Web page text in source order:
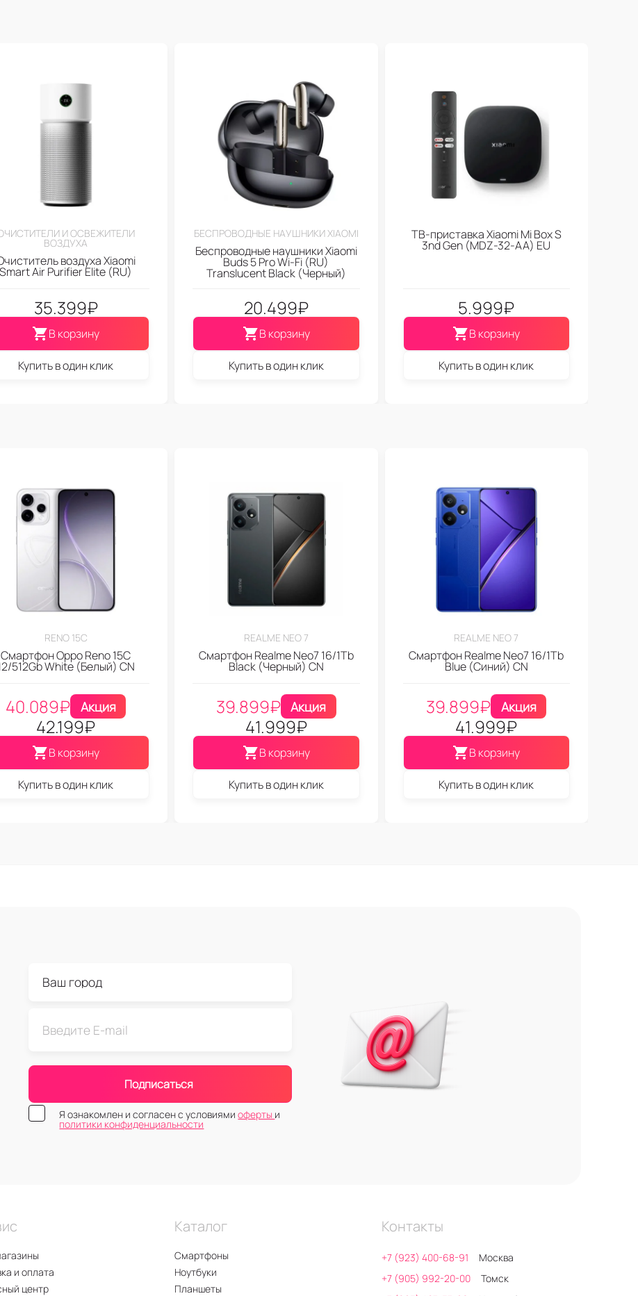
И ОСВЕЖИТЕЛИ
ВОЗДУХА
воздуха Xiaomi
Smart Air Purifier Elite (RU)
35.399₽
В корзину
Купить в один клик
БЕСПРОВОДНЫЕ НАУШНИКИ XIAOMI
Беспроводные наушники Xiaomi
Buds 5 Pro Wi-Fi (RU)
Translucent Black (Черный)
20.499₽
В корзину
Купить в один клик
ТВ-приставка Xiaomi Mi Box S
3nd Gen (МDZ-32-АА) EU
5.999₽
В корзину
Купить в один клик
RENO 15C
Смартфон Oppo Reno 15C
512Gb White (Белый) CN
40.089₽ Акция
42.199₽
В корзину
Купить в один клик
REALME NEO 7
Смартфон Realme Neo7 16/1Tb
Black (Черный) CN
39.899₽ Акция
41.999₽
В корзину
Купить в один клик
REALME NEO 7
Смартфон Realme Neo7 16/1Tb
Blue (Синий) CN
39.899₽ Акция
41.999₽
В корзину
Купить в один клик
Подписаться
Я ознакомлен и согласен с условиямиоферты и
политики конфиденциальности
и оплата
центр
Каталог
Смартфоны
Ноутбуки
Планшеты
Контакты
+7 (923) 400-68-91
Москва
+7 (905) 992-20-00
Томск